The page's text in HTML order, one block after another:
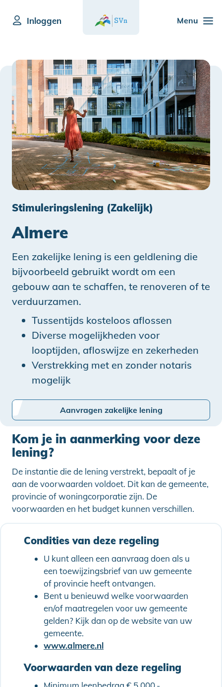
Menu
Inloggen
Stimuleringslening (Zakelijk)
Almere
Een zakelijke lening is een geldlening die
bijvoorbeeld gebruikt wordt om een
gebouw aan te schaffen, te renoveren of te
verduurzamen.
Tussentijds kosteloos aflossen
Diverse mogelijkheden voor
looptijden, afloswijze en zekerheden
Verstrekking met en zonder notaris
mogelijk
Aanvragen zakelijke lening
Kom je in aanmerking voor deze
lening?
De instantie die de lening verstrekt, bepaalt of je
aan de voorwaarden voldoet. Dit kan de gemeente,
provincie of woningcorporatie zijn. De
voorwaarden en het budget kunnen verschillen.
Condities van deze regeling
U kunt alleen een aanvraag doen als u
een toewijzingsbrief van uw gemeente
of provincie heeft ontvangen.
Bent u benieuwd welke voorwaarden
en/of maatregelen voor uw gemeente
gelden? Kijk dan op de website van uw
gemeente.
www.almere.nl
Voorwaarden van deze regeling